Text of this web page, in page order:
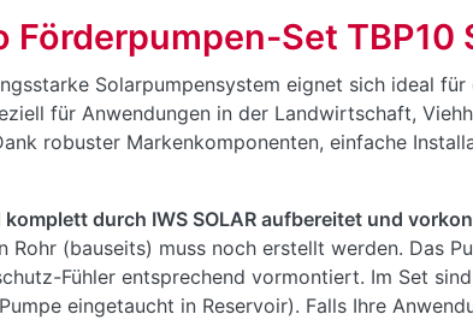
Förderpumpen-Set TBP10
Solarpumpensystem eignet sich ideal
für Anwendungen in der Landwirtschaft,
robuster Markenkomponenten, einfache
komplett durch IWS SOLAR aufbereitet und
Rohr (bauseits) muss noch erstellt werden. Das
Fühler entsprechend vormontiert. Im Set
eingetaucht in Reservoir). Falls Ihre